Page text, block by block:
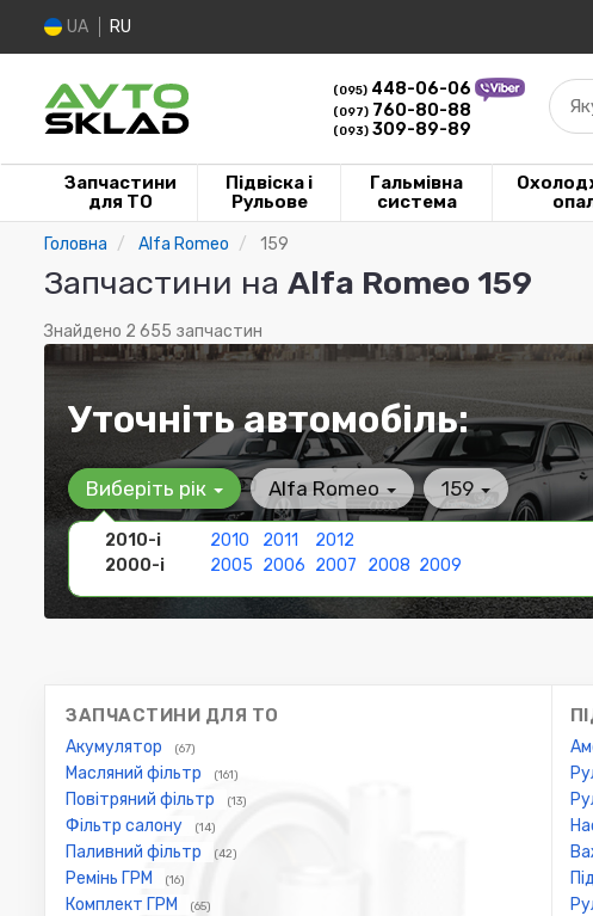
UA RU
(095) 448-06-06
(097) 760-80-88
(093) 309-89-89
Запчастини
для ТО
Підвіска і
Рульове
Гальмівна
система
Головна Alfa Romeo 159
Запчастини на Alfa Romeo 159
Знайдено 2 655 запчастин
Уточніть автомобіль:
Виберіть рік
2010-і 2010 2011
2012
2000-і
2005 2006 2007 2008 2009
Alfa Romeo 159
ЗАПЧАСТИНИ ДЛЯ ТО
Акумулятор (67)
Масляний фільтр (161)
Повітряний фільтр (13)
Фільтр салону (14)
Паливний фільтр (42)
Ремінь ГРМ (16)
Комплект ГРМ (65)